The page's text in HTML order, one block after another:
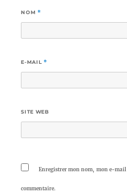
NOM *
E-MAIL *
SITE WEB
Enregistrer mon nom, mon e-
commentaire.